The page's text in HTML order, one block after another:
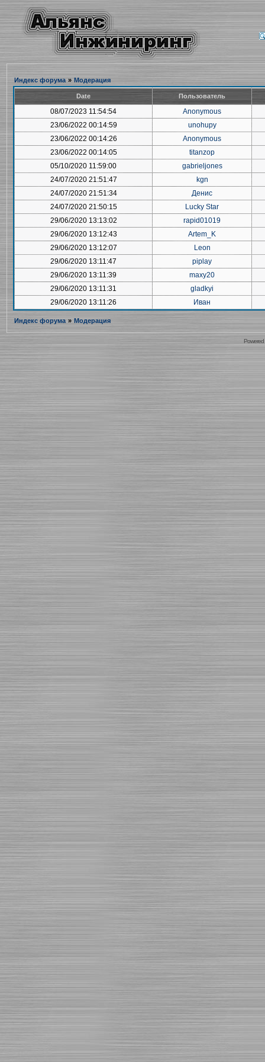
Индекс форума » Модерация
Date Пользователь
08/07/2023 11:54:54
Anonymous
23/06/2022 00:14:59
unohupy
23/06/2022 00:14:26
Anonymous
23/06/2022 00:14:05
titanzop
05/10/2020 11:59:00
gabrieljones
24/07/2020 21:51:47
kgn
24/07/2020 21:51:34
Денис
24/07/2020 21:50:15
Lucky Star
29/06/2020 13:13:02
rapid01019
29/06/2020 13:12:43
Artem_K
29/06/2020 13:12:07
Leon
29/06/2020 13:11:47
piplay
29/06/2020 13:11:39
maxy20
29/06/2020 13:11:31
gladkyi
29/06/2020 13:11:26
Иван
Индекс форума » Модерация